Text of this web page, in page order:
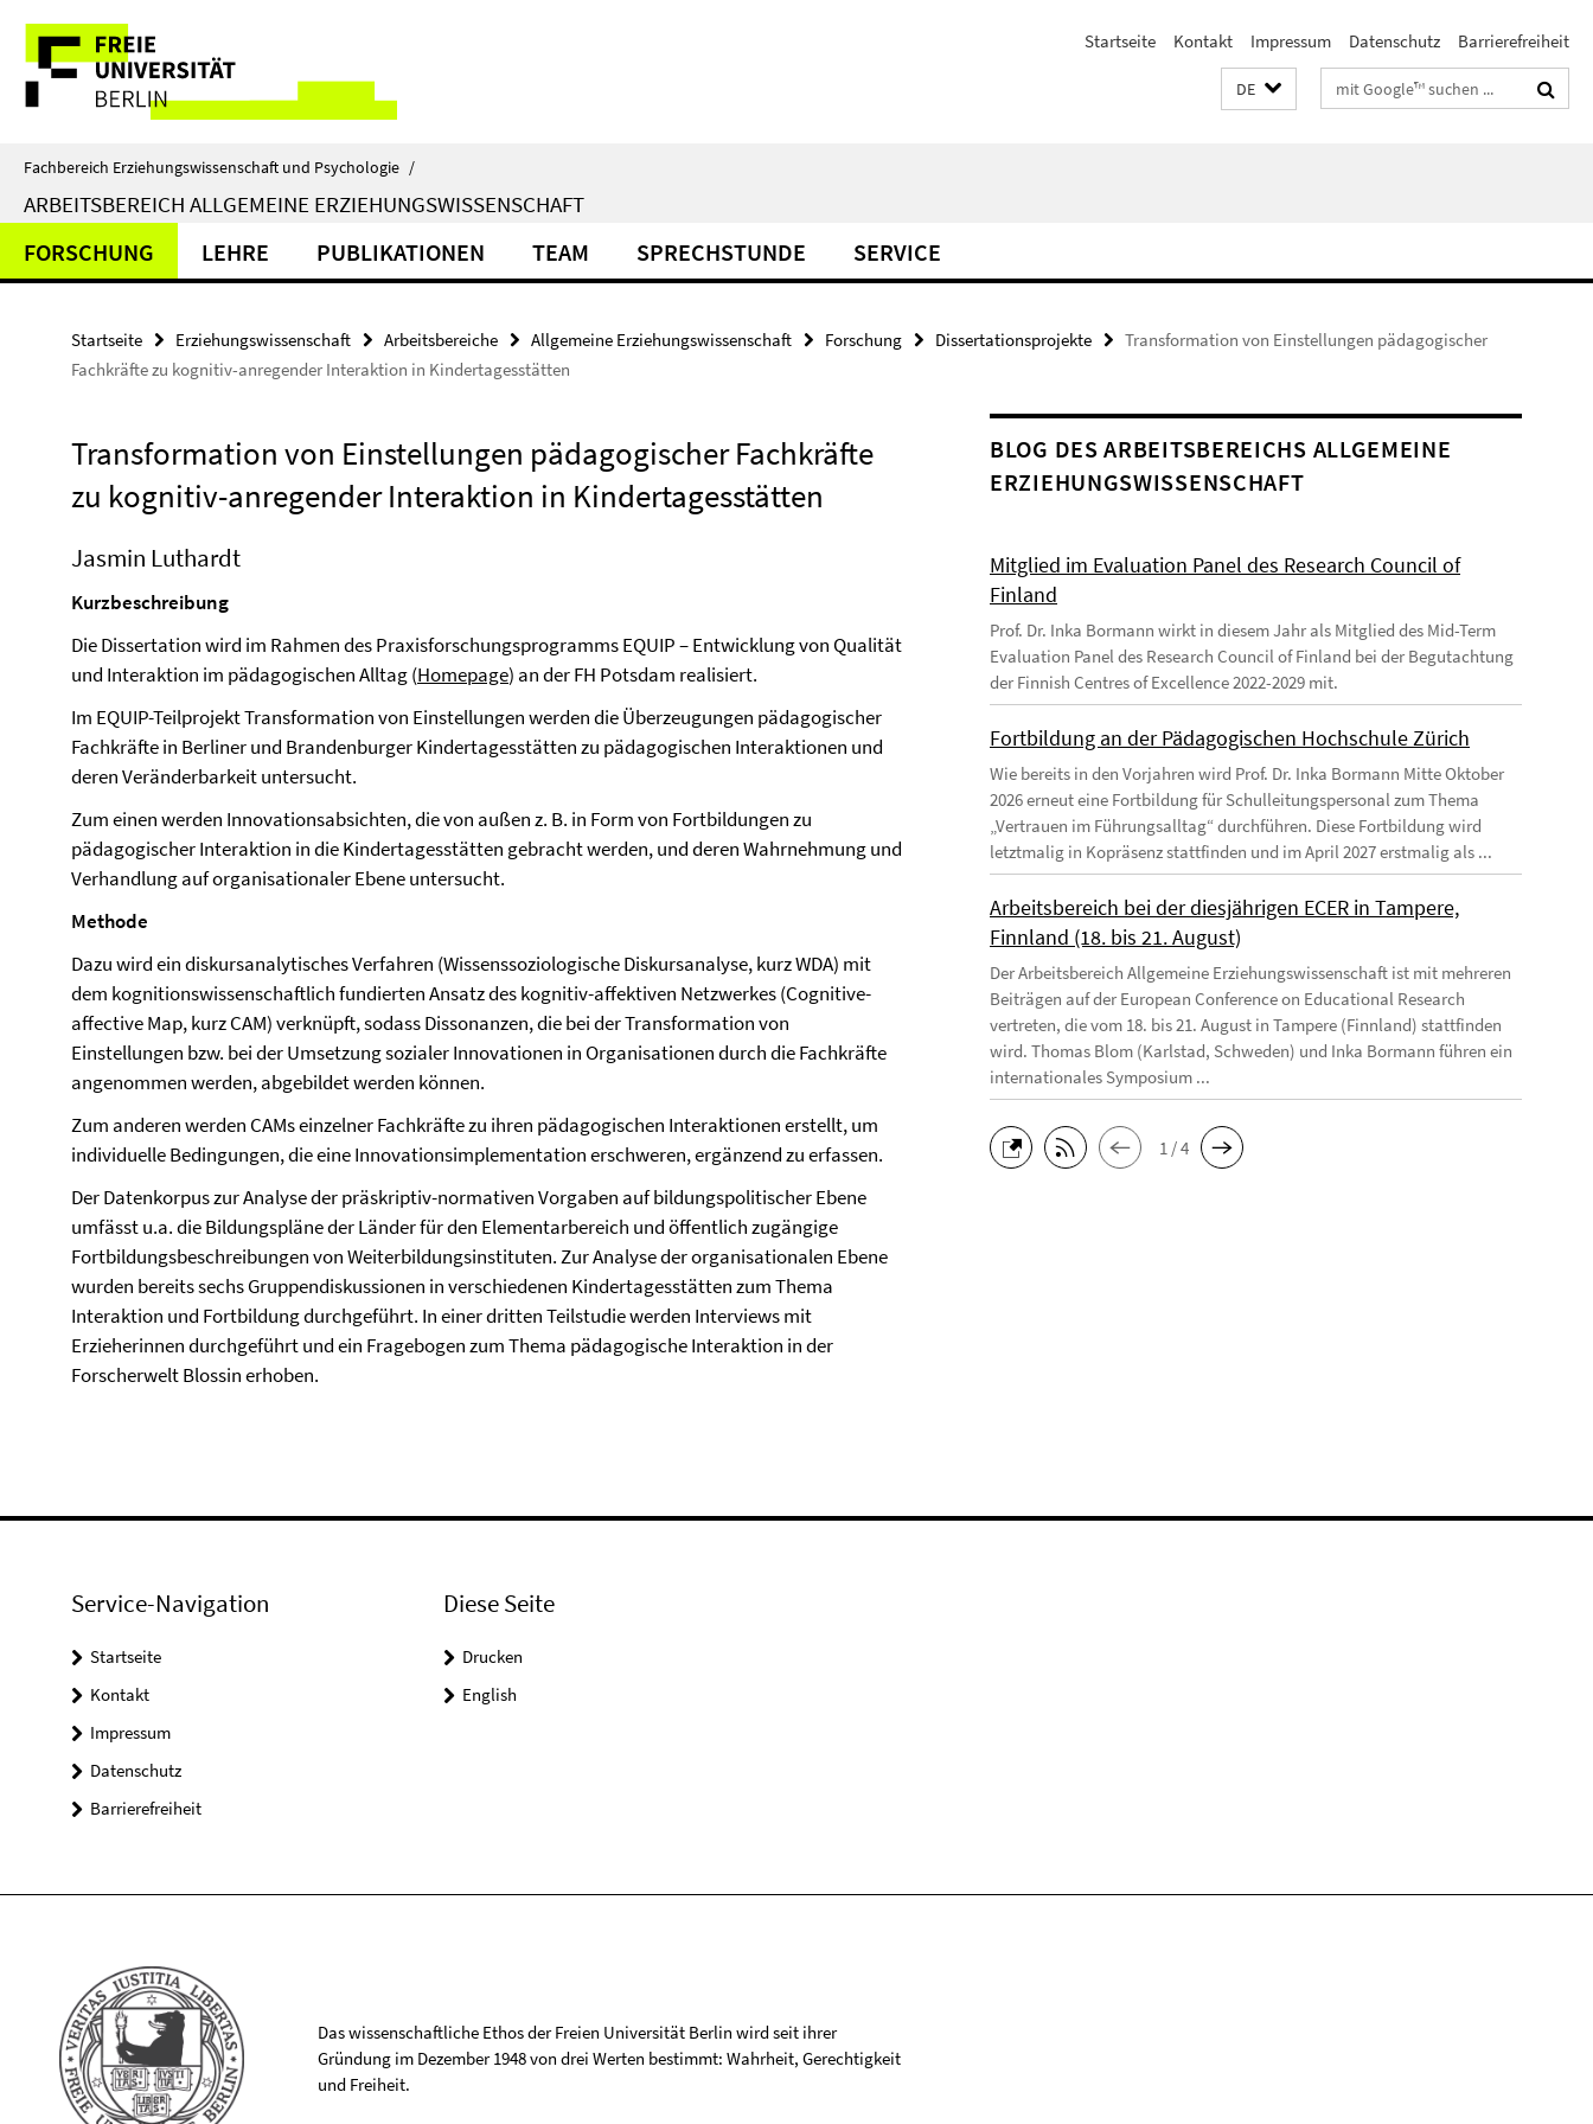
direkt
Inhalt
Service-
Navigation
Startseite Kontakt Impressum Datenschutz Barrierefreiheit
DE Suchbegriffe
Fachbereich Erziehungswissenschaft und Psychologie /
ARBEITSBEREICH ALLGEMEINE ERZIEHUNGSWISSENSCHAFT
FORSCHUNG LEHRE PUBLIKATIONEN TEAM SPRECHSTUNDE SERVICE
Startseite Erziehungswissenschaft Arbeitsbereiche Allgemeine Erziehungswissenschaft Forschung Dissertationsprojekte
Transformation von Einstellungen pädagogischer
Fachkräfte zu kognitiv-anregender Interaktion in Kindertagesstätten
Transformation von Einstellungen pädagogischer Fachkräfte
zu kognitiv-anregender Interaktion in Kindertagesstätten
Jasmin Luthardt
Kurzbeschreibung
Die Dissertation wird im Rahmen des Praxisforschungsprogramms EQUIP – Entwicklung von Qualität
und Interaktion im pädagogischen Alltag (Homepage) an der FH Potsdam realisiert.
Im EQUIP-Teilprojekt Transformation von Einstellungen werden die Überzeugungen pädagogischer
Fachkräfte in Berliner und Brandenburger Kindertagesstätten zu pädagogischen Interaktionen und
deren Veränderbarkeit untersucht.
Zum einen werden Innovationsabsichten, die von außen z. B. in Form von Fortbildungen zu
pädagogischer Interaktion in die Kindertagesstätten gebracht werden, und deren Wahrnehmung und
Verhandlung auf organisationaler Ebene untersucht.
Methode
Dazu wird ein diskursanalytisches Verfahren (Wissenssoziologische Diskursanalyse, kurz WDA) mit
dem kognitionswissenschaftlich fundierten Ansatz des kognitiv-affektiven Netzwerkes (Cognitive-
affective Map, kurz CAM) verknüpft, sodass Dissonanzen, die bei der Transformation von
Einstellungen bzw. bei der Umsetzung sozialer Innovationen in Organisationen durch die Fachkräfte
angenommen werden, abgebildet werden können.
Zum anderen werden CAMs einzelner Fachkräfte zu ihren pädagogischen Interaktionen erstellt, um
individuelle Bedingungen, die eine Innovationsimplementation erschweren, ergänzend zu erfassen.
Der Datenkorpus zur Analyse der präskriptiv-normativen Vorgaben auf bildungspolitischer Ebene
umfässt u.a. die Bildungspläne der Länder für den Elementarbereich und öffentlich zugängige
Fortbildungsbeschreibungen von Weiterbildungsinstituten. Zur Analyse der organisationalen Ebene
wurden bereits sechs Gruppendiskussionen in verschiedenen Kindertagesstätten zum Thema
Interaktion und Fortbildung durchgeführt. In einer dritten Teilstudie werden Interviews mit
Erzieherinnen durchgeführt und ein Fragebogen zum Thema pädagogische Interaktion in der
Forscherwelt Blossin erhoben.
BLOG DES ARBEITSBEREICHS ALLGEMEINE
ERZIEHUNGSWISSENSCHAFT
Mitglied im Evaluation Panel des Research Council of
Finland
Prof. Dr. Inka Bormann wirkt in diesem Jahr als Mitglied des Mid-Term
Evaluation Panel des Research Council of Finland bei der Begutachtung
der Finnish Centres of Excellence 2022-2029 mit.
Fortbildung an der Pädagogischen Hochschule Zürich
Wie bereits in den Vorjahren wird Prof. Dr. Inka Bormann Mitte Oktober
2026 erneut eine Fortbildung für Schulleitungspersonal zum Thema
„Vertrauen im Führungsalltag“ durchführen. Diese Fortbildung wird
letztmalig in Kopräsenz stattfinden und im April 2027 erstmalig als ...
Arbeitsbereich bei der diesjährigen ECER in Tampere,
Finnland (18. bis 21. August)
Der Arbeitsbereich Allgemeine Erziehungswissenschaft ist mit mehreren
Beiträgen auf der European Conference on Educational Research
vertreten, die vom 18. bis 21. August in Tampere (Finnland) stattfinden
wird. Thomas Blom (Karlstad, Schweden) und Inka Bormann führen ein
internationales Symposium ...
1 / 4
Service-Navigation
Startseite
Kontakt
Impressum
Datenschutz
Barrierefreiheit
Diese Seite
Drucken
English
Das wissenschaftliche Ethos der Freien Universität Berlin wird seit ihrer
Gründung im Dezember 1948 von drei Werten bestimmt: Wahrheit, Gerechtigkeit
und Freiheit.